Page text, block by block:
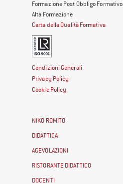
Formazione Post Obbligo Formativo
Alta Formazione
Carta della Qualità Formativa
Condizioni Generali
Privacy Policy
Cookie Policy
NIKO ROMITO
DIDATTICA
AGEVOLAZIONI
RISTORANTE DIDATTICO
DOCENTI